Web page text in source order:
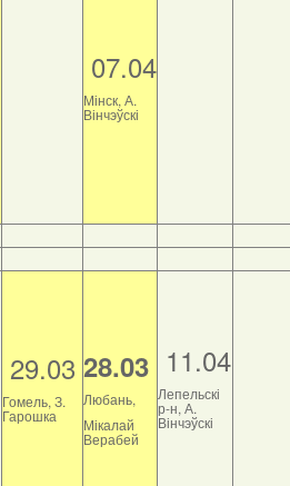
07.04
Мінск, А.
Вінчэўскі
29.03
Гомель, З.
Гарошка
28.03
Любань,
Мікалай
Верабей
11.04
Лепельскі
р-н, А.
Вінчэўскі